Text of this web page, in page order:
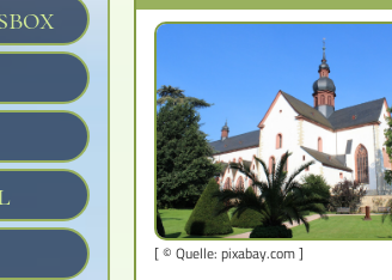
[ © Quelle: pixabay.com ]